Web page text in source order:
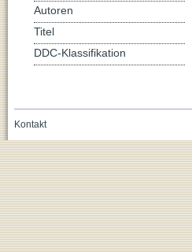
Autoren
Titel
DDC-Klassifikation
Kontakt